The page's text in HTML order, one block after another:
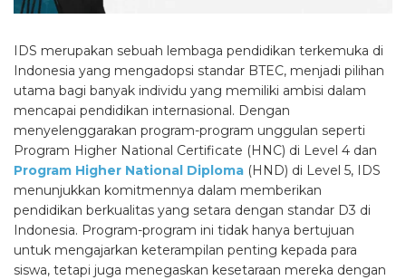
IDS merupakan sebuah lembaga pendidikan terkemuka di
Indonesia yang mengadopsi standar BTEC, menjadi pilihan
utama bagi banyak individu yang memiliki ambisi dalam
mencapai pendidikan internasional. Dengan
menyelenggarakan program-program unggulan seperti
Program Higher National Certificate (HNC) di Level 4 dan
Program Higher National Diploma (HND) di Level 5, IDS
menunjukkan komitmennya dalam memberikan
pendidikan berkualitas yang setara dengan standar D3 di
Indonesia. Program-program ini tidak hanya bertujuan
untuk mengajarkan keterampilan penting kepada para
siswa, tetapi juga menegaskan kesetaraan mereka dengan